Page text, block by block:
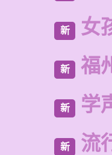
新 女
新 福
新 学
新 流